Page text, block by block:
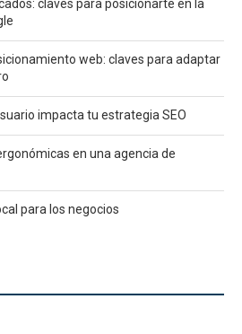
claves para posicionarte en la
web: claves para adaptar
impacta tu estrategia SEO
en una agencia de
para los negocios